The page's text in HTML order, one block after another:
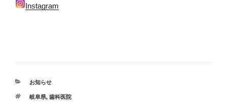
Instagram
カ
ゴ
お知らせ
タ
岐阜県, 歯科医院